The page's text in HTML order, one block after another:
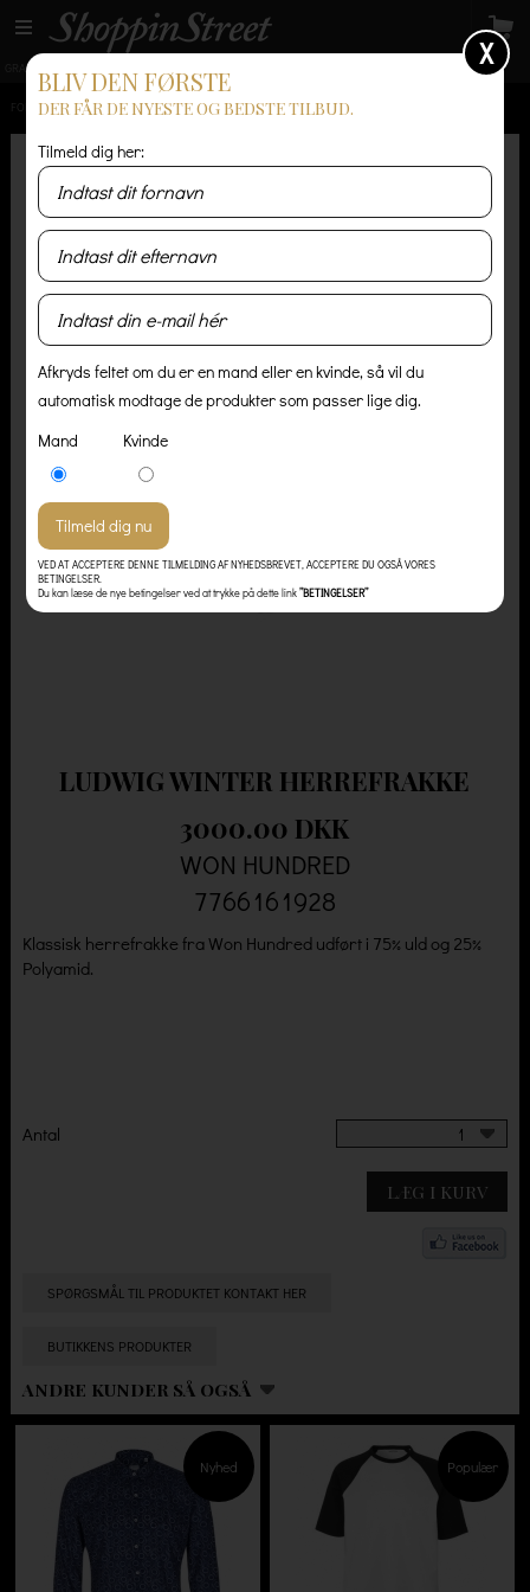
GRATIS LEVERING
FORSIDE / HERRE / JAKKER OG FRAKKER / LUDWIG WINTER HERREFRAKKE
LUDWIG WINTER HERREFRAKKE
3000.00 DKK
WON HUNDRED
7766161928
Klassisk herrefrakke fra Won Hundred udført i 75% uld og 25%
Polyamid.
Antal 1
LÆG I KURV
SPØRGSMÅL TIL PRODUKTET KONTAKT HER
BUTIKKENS PRODUKTER
ANDRE KUNDER SÅ OGSÅ
Nyhed Populær
X
BLIV DEN FØRSTE
DER FÅR DE NYESTE OG BEDSTE TILBUD.
Tilmeld dig her:
Afkryds feltet om du er en mand eller en kvinde, så vil du
automatisk modtage de produkter som passer lige dig.
Mand
Kvinde
VED AT ACCEPTERE DENNE TILMELDING AF NYHEDSBREVET, ACCEPTERE DU OGSÅ VORES
BETINGELSER.
Du kan læse de nye betingelser ved at trykke på dette link”BETINGELSER”